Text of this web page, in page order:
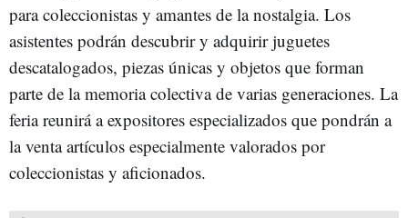
para coleccionistas y amantes de la nostalgia. Los
asistentes podrán descubrir y adquirir juguetes
descatalogados, piezas únicas y objetos que forman
parte de la memoria colectiva de varias generaciones. La
feria reunirá a expositores especializados que pondrán a
la venta artículos especialmente valorados por
coleccionistas y aficionados.